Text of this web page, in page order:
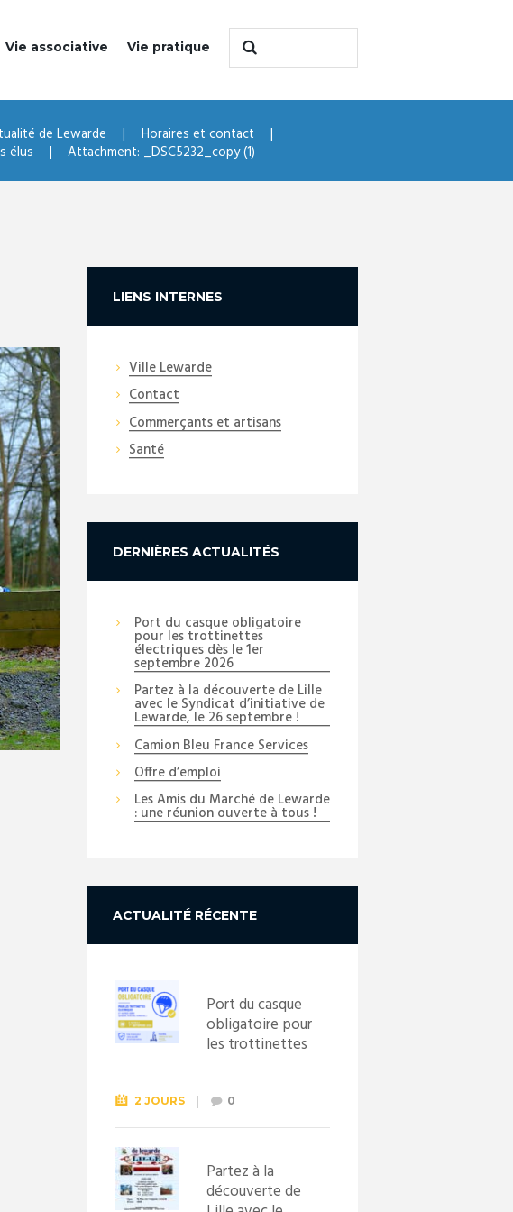
Vie associative Vie pratique
de Lewarde
Horaires et contact
élus
Attachment: _DSC5232_copy (1)
Next item
20210608_193106
LIENS INTERNES
Ville Lewarde
Contact
Commerçants et artisans
Santé
DERNIÈRES ACTUALITÉS
Port du casque obligatoire
pour les trottinettes
électriques dès le 1er
septembre 2026
Partez à la découverte de Lille
avec le Syndicat d’initiative de
Lewarde, le 26 septembre !
Camion Bleu France Services
Offre d’emploi
Les Amis du Marché de Lewarde
: une réunion ouverte à tous !
ACTUALITÉ RÉCENTE
Port du casque
obligatoire pour
les trottinettes
septembre
2026
2 JOURS 0
Partez à la
découverte de